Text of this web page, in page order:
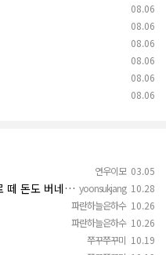
08.06
08.06
08.06
08.06
08.06
08.06
연우이모 03.05
yoonsukjang 10.28
것만 하고 부자되네.
파란하늘은하수 10.26
파란하늘은하수 10.26
쭈꾸쭈꾸미 10.19